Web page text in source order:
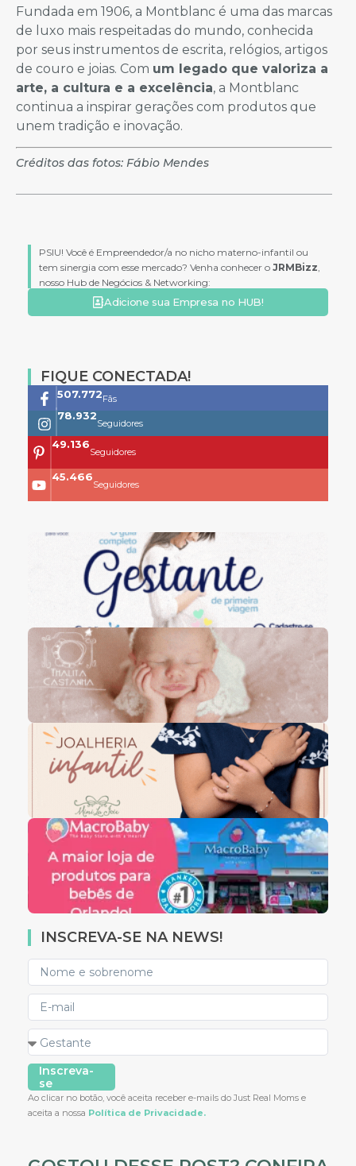
Fundada em 1906, a Montblanc é uma das marcas
de luxo mais respeitadas do mundo, conhecida
por seus instrumentos de escrita, relógios, artigos
de couro e joias. Com um legado que valoriza a
arte, a cultura e a excelência, a Montblanc
continua a inspirar gerações com produtos que
unem tradição e inovação.
Créditos das fotos: Fábio Mendes
PSIU! Você é Empreendedor/a no nicho materno-infantil ou
tem sinergia com esse mercado? Venha conhecer o JRMBizz,
nosso Hub de Negócios & Networking:
Adicione sua Empresa no HUB!
FIQUE CONECTADA!
761.659Fãs
118.399
Seguidores
73.704
Seguidores
68.200
Seguidores
INSCREVA-SE NA NEWS!
Inscreva-
se
Ao clicar no botão, você aceita receber e-mails do Just Real Moms e
aceita a nossa Política de Privacidade.